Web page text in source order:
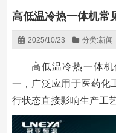
高低温冷热一体机常
2025/10/23 分类:新闻
高低温冷热一体
一，广泛应用于医药化
行状态直接影响生产工